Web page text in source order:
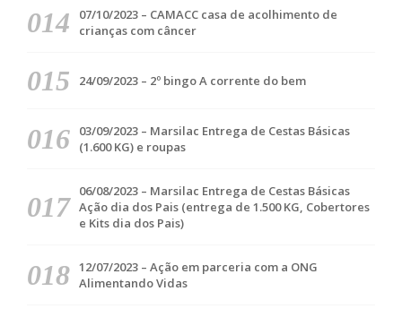
07/10/2023 – CAMACC casa de acolhimento de
crianças com câncer
24/09/2023 – 2º bingo A corrente do bem
03/09/2023 – Marsilac Entrega de Cestas Básicas
(1.600 KG) e roupas
06/08/2023 – Marsilac Entrega de Cestas Básicas
Ação dia dos Pais (entrega de 1.500 KG, Cobertores
e Kits dia dos Pais)
12/07/2023 – Ação em parceria com a ONG
Alimentando Vidas